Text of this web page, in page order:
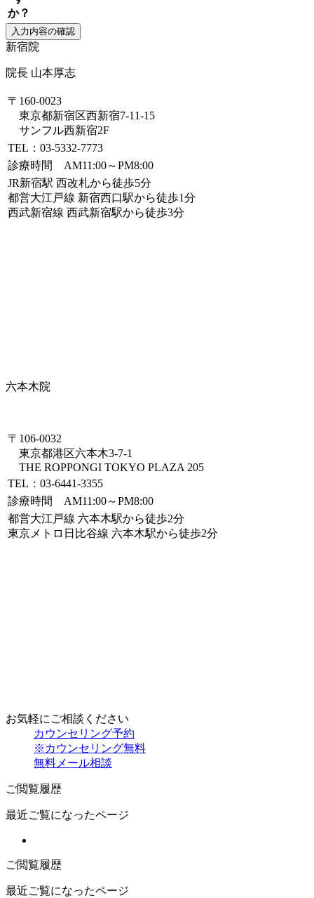
か？
新宿院
院長 山本厚志
〒160-0023
東京都新宿区西新宿7-11-15
サンフル西新宿2F
TEL：03-5332-7773
診療時間 AM11:00～PM8:00
JR新宿駅 西改札から徒歩5分
都営大江戸線 新宿西口駅から徒歩1分
西武新宿線 西武新宿駅から徒歩3分
六本木院
〒106-0032
東京都港区六本木3-7-1
THE ROPPONGI TOKYO PLAZA 205
TEL：03-6441-3355
診療時間 AM11:00～PM8:00
都営大江戸線 六本木駅から徒歩2分
東京メトロ日比谷線 六本木駅から徒歩2分
お気軽にご相談ください
カウンセリング予約
※カウンセリング無料
無料メール相談
ご閲覧履歴
最近ご覧になったページ
ご閲覧履歴
最近ご覧になったページ